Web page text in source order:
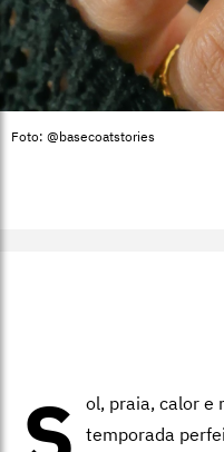
Foto: @basecoatstories
ol, praia, calor e
temporada